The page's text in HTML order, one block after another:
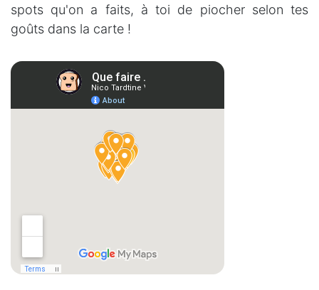
spots qu'on a faits, à toi de piocher selon tes
goûts dans la carte !